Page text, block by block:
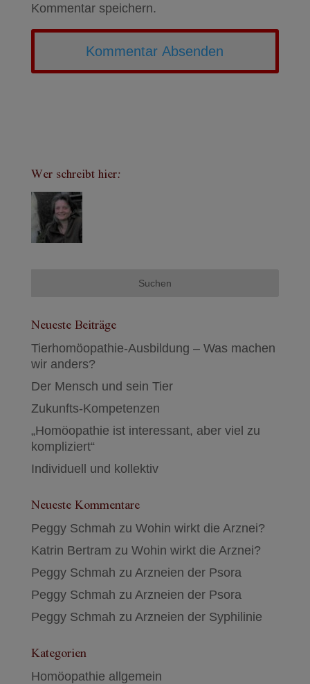
Kommentar speichern.
Wer schreibt hier:
Neueste Beiträge
Tierhomöopathie-Ausbildung – Was machen
wir anders?
Der Mensch und sein Tier
Zukunfts-Kompetenzen
„Homöopathie ist interessant, aber viel zu
kompliziert“
Individuell und kollektiv
Neueste Kommentare
Peggy Schmah zu Wohin wirkt die Arznei?
Katrin Bertram zu Wohin wirkt die Arznei?
Peggy Schmah zu Arzneien der Psora
Peggy Schmah zu Arzneien der Psora
Peggy Schmah zu Arzneien der Syphilinie
Kategorien
Homöopathie allgemein